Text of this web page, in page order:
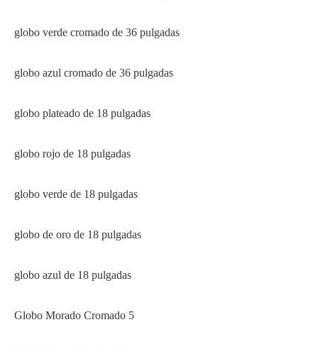
globo verde cromado de 36 pulgadas
globo azul cromado de 36 pulgadas
globo plateado de 18 pulgadas
globo rojo de 18 pulgadas
globo verde de 18 pulgadas
globo de oro de 18 pulgadas
globo azul de 18 pulgadas
Globo Morado Cromado 5